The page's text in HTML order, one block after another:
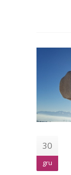
30
gru